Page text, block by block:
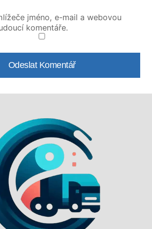
jméno, e-mail a webovou
komentáře.